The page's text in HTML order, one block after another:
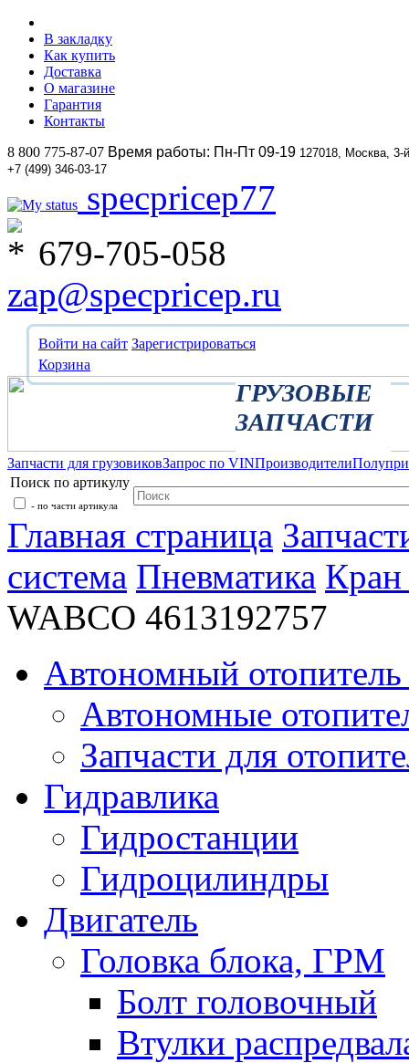
В закладку
Как купить
Доставка
О магазине
Гарантия
Контакты
8 800 775-87-07 Время работы: Пн-Пт 09-19 127018, Москва,
+7 (499) 346-03-17
specpricep77
679-705-058
zap@specpricep.ru
Войти на сайт Зарегистрироваться
Корзина
ГРУЗОВЫЕ
ЗАПЧАСТИ
Запчасти для грузовиковЗапрос по VINПроизводители
Поиск по артикулу
- по части артикула
Главная страница
система Пневматика Кран
WABCO 4613192757
Автономный отопитель
Автономные
Запчасти для
Гидравлика
Гидростанции
Гидроцилиндры
Двигатель
Головка блока, ГРМ
Болт головочный
Втулки